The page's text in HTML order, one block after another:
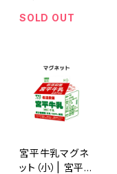
平牛乳のオリジ
ナルTシャツ
SOLD OUT
宮平牛乳マグネ
ット（小）| 宮平